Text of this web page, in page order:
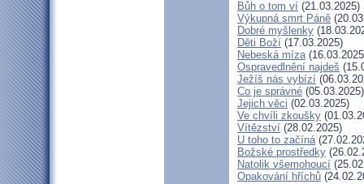
Bůh o tom ví (21.03.2025)
Výkupná smrt Páně
Dobré myšlenky
Děti Boží (17.03.2025)
Nebeská míza
Ospravedlnění najdeš
Ježíš nás vybízí
Co je správné (05.03.2025)
Jejich věci (02.03.2025)
Ve chvíli zkoušky
Vítězství (28.02.2025)
U toho to začíná
Božské prostředky
Natolik všemohoucí
Opakování hříchů